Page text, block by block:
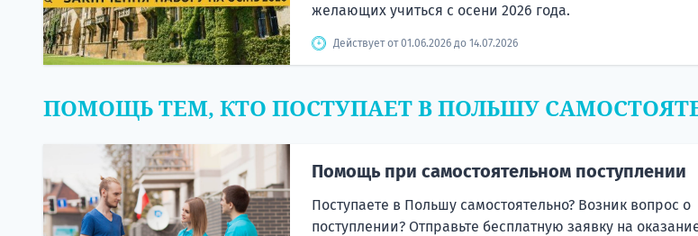
желающих учиться с осени 2026 года.
Действует от 01.06.2026 до 14.07.2026
ПОМОЩЬ ТЕМ, КТО ПОСТУПАЕТ В ПОЛЬШУ
Помощь при самостоятельном поступлении
Поступаете в Польшу самостоятельно? Возник вопрос о
поступлении? Отправьте бесплатную заявку на